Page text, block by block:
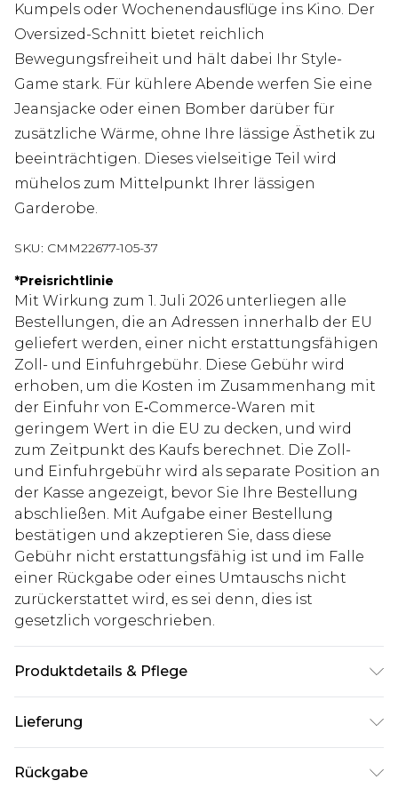
Kumpels oder Wochenendausflüge ins Kino. Der
Oversized-Schnitt bietet reichlich
Bewegungsfreiheit und hält dabei Ihr Style-
Game stark. Für kühlere Abende werfen Sie eine
Jeansjacke oder einen Bomber darüber für
zusätzliche Wärme, ohne Ihre lässige Ästhetik zu
beeinträchtigen. Dieses vielseitige Teil wird
mühelos zum Mittelpunkt Ihrer lässigen
Garderobe.
SKU: CMM22677-105-37
*Preisrichtlinie
Mit Wirkung zum 1. Juli 2026 unterliegen alle
Bestellungen, die an Adressen innerhalb der EU
geliefert werden, einer nicht erstattungsfähigen
Zoll- und Einfuhrgebühr. Diese Gebühr wird
erhoben, um die Kosten im Zusammenhang mit
der Einfuhr von E‑Commerce-Waren mit
geringem Wert in die EU zu decken, und wird
zum Zeitpunkt des Kaufs berechnet. Die Zoll-
und Einfuhrgebühr wird als separate Position an
der Kasse angezeigt, bevor Sie Ihre Bestellung
abschließen. Mit Aufgabe einer Bestellung
bestätigen und akzeptieren Sie, dass diese
Gebühr nicht erstattungsfähig ist und im Falle
einer Rückgabe oder eines Umtauschs nicht
zurückerstattet wird, es sei denn, dies ist
gesetzlich vorgeschrieben.
Produktdetails & Pflege
groß & trägt UK-Größe M/32
Lieferung
Deutschland Standardlieferung
€7.99
Rückgabe